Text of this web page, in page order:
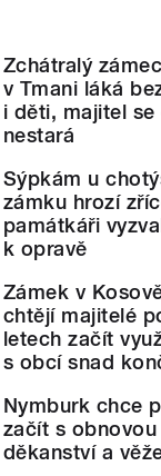
Zchátralý
v Tmani láká
i děti, majitel se
nestará
Sýpkám u
zámku hrozí
památkáři
k opravě
Zámek v
chtějí majitelé
letech začít
s obcí snad
Nymburk chce
začít s obnovou
děkanství a